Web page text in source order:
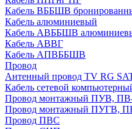
Кабель ВББШВ
Кабель алюминиевый
Кабель АВББШВ
Кабель АВВГ
Кабель АПВББШВ
Провод
Антенный провод TV RG
Кабель сетевой
Провод монтажный ПУВ,
Провод монтажный ПУГВ,
Провод ПВС